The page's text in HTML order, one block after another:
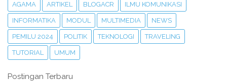
AGAMA ARTIKEL BLOGACR ILMU KOMUNIKASI
INFORMATIKA MODUL MULTIMEDIA NEWS
PEMILU 2024 POLITIK TEKNOLOGI TRAVELING
TUTORIAL UMUM
Postingan Terbaru